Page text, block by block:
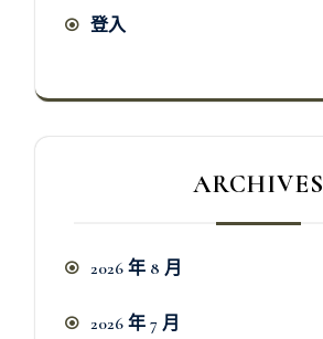
登入
ARCHIVES
2026 年 8 月
2026 年 7 月